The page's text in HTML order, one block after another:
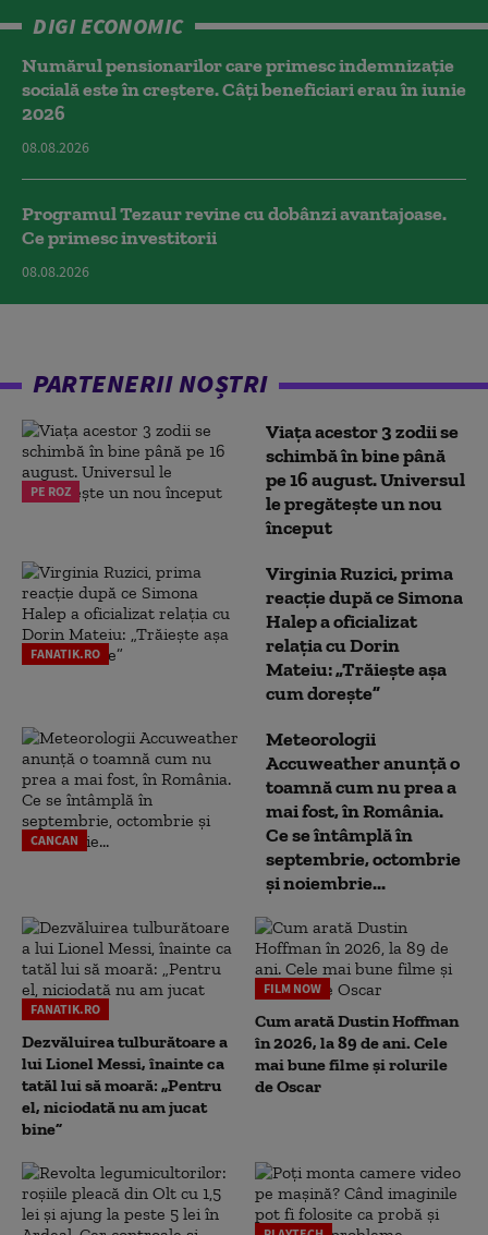
DIGI ECONOMIC
Numărul pensionarilor care primesc indemnizaţie
socială este în creștere. Câți beneficiari erau în iunie
2026
08.08.2026
Programul Tezaur revine cu dobânzi avantajoase.
Ce primesc investitorii
08.08.2026
PARTENERII NOȘTRI
PE ROZ
Viața acestor 3 zodii se
schimbă în bine până
pe 16 august. Universul
le pregătește un nou
început
FANATIK.RO
Virginia Ruzici, prima
reacție după ce Simona
Halep a oficializat
relația cu Dorin
Mateiu: „Trăiește așa
cum dorește”
CANCAN
Meteorologii
Accuweather anunță o
toamnă cum nu prea a
mai fost, în România.
Ce se întâmplă în
septembrie, octombrie
și noiembrie...
FANATIK.RO
Dezvăluirea tulburătoare a
lui Lionel Messi, înainte ca
tatăl lui să moară: „Pentru
el, niciodată nu am jucat
bine”
FILM NOW
Cum arată Dustin Hoffman
în 2026, la 89 de ani. Cele
mai bune filme și rolurile
de Oscar